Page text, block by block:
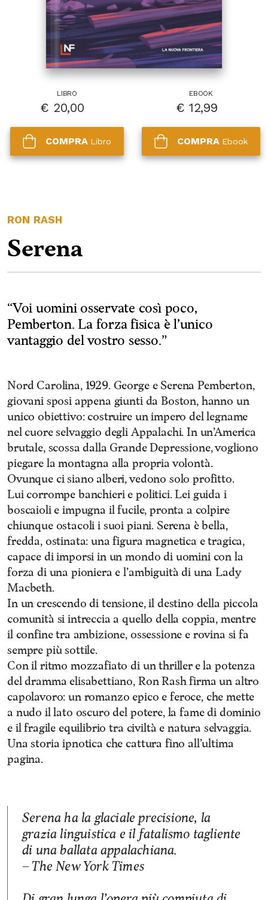
LIBRO
€ 20,00
COMPRA Libro
EBOOK
€ 12,99
COMPRA Ebook
RON RASH
Serena
“Voi uomini osservate così poco,
Pemberton. La forza fisica è l’unico
vantaggio del vostro sesso.”
Nord Carolina, 1929. George e Serena Pemberton,
giovani sposi appena giunti da Boston, hanno un
unico obiettivo: costruire un impero del legname
nel cuore selvaggio degli Appalachi. In un’America
brutale, scossa dalla Grande Depressione, vogliono
piegare la montagna alla propria volontà.
Ovunque ci siano alberi, vedono solo profitto.
Lui corrompe banchieri e politici. Lei guida i
boscaioli e impugna il fucile, pronta a colpire
chiunque ostacoli i suoi piani. Serena è bella,
fredda, ostinata: una figura magnetica e tragica,
capace di imporsi in un mondo di uomini con la
forza di una pioniera e l’ambiguità di una Lady
Macbeth.
In un crescendo di tensione, il destino della piccola
comunità si intreccia a quello della coppia, mentre
il confine tra ambizione, ossessione e rovina si fa
sempre più sottile.
Con il ritmo mozzafiato di un thriller e la potenza
del dramma elisabettiano, Ron Rash firma un altro
capolavoro: un romanzo epico e feroce, che mette
a nudo il lato oscuro del potere, la fame di dominio
e il fragile equilibrio tra civiltà e natura selvaggia.
Una storia ipnotica che cattura fino all’ultima
pagina.
Serena ha la glaciale precisione, la
grazia linguistica e il fatalismo tagliente
di una ballata appalachiana.
– The New York Times